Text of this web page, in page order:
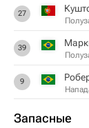
27
39
9
Запасные